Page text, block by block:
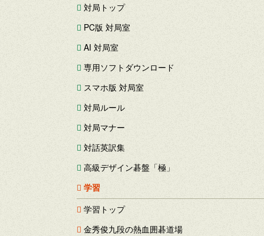
対局トップ
PC版 対局室
AI 対局室
専用ソフトダウンロード
スマホ版 対局室
対局ルール
対局マナー
対話英訳集
高級デザイン碁盤「極」
学習
学習トップ
金秀俊九段の熱血囲碁道場